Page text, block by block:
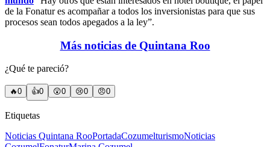
de la Fonatur es acompañar a todos los inversionistas para que sus
procesos sean todos apegados a la ley”.
Más noticias de Quintana Roo
¿Qué te pareció?
🔥0 👍0 😲0 😢0 😠0
Etiquetas
Noticias Quintana RooPortadaCozumelturismoNoticias